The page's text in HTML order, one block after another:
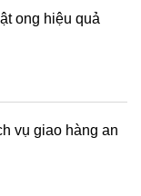
ong hiệu quả
vụ giao hàng an